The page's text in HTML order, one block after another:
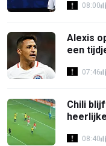
08:00
Alexis
een
07:46
Chili
08:40